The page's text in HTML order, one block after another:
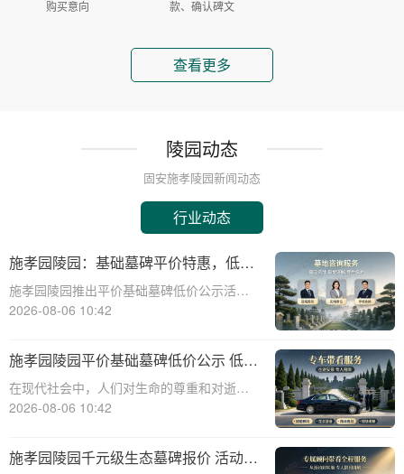
购买意向
款、确认碑文
查看更多
陵园动态
固安施孝陵园新闻动态
行业动态
施孝园陵园：基础墓碑平价特惠，低预
算家庭专属优惠详解
施孝园陵园推出平价基础墓碑低价公示活
动，为低预算家庭提供专属优惠，帮助您在
济实惠且美观的墓碑。☎ 施孝园陵园电
话:400-838-5063平价基础墓碑的特点：
2026-08-06 10:42
施孝园陵园平价基础墓碑低价公示 低预
算家庭专属优惠
在现代社会中，人们对生命的尊重和对逝者
的缅怀显得尤为重要。陵园作为安息逝者、
直接关系到家属的情感体验。施孝园陵园作
为一家专业的陵园服务机构，一直致力于为
2026-08-06 10:42
施孝园陵园千元级生态墓碑报价 活动期